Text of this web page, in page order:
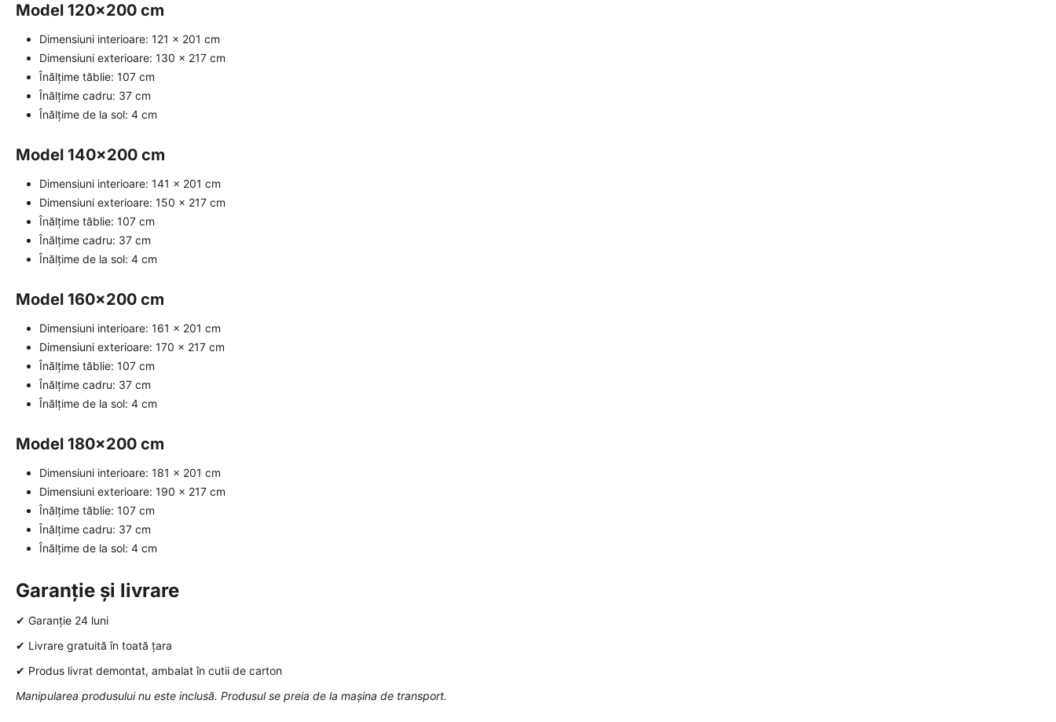
Model 120x200 cm
Dimensiuni interioare: 121 x 201 cm
Dimensiuni exterioare: 130 x 217 cm
Înălțime tăblie: 107 cm
Înălțime cadru: 37 cm
Înălțime de la sol: 4 cm
Model 140x200 cm
Dimensiuni interioare: 141 x 201 cm
Dimensiuni exterioare: 150 x 217 cm
Înălțime tăblie: 107 cm
Înălțime cadru: 37 cm
Înălțime de la sol: 4 cm
Model 160x200 cm
Dimensiuni interioare: 161 x 201 cm
Dimensiuni exterioare: 170 x 217 cm
Înălțime tăblie: 107 cm
Înălțime cadru: 37 cm
Înălțime de la sol: 4 cm
Model 180x200 cm
Dimensiuni interioare: 181 x 201 cm
Dimensiuni exterioare: 190 x 217 cm
Înălțime tăblie: 107 cm
Înălțime cadru: 37 cm
Înălțime de la sol: 4 cm
Garanție și livrare
✔ Garanție 24 luni
✔ Livrare gratuită în toată țara
✔ Produs livrat demontat, ambalat în cutii de carton
Manipularea produsului nu este inclusă. Produsul se preia de la mașina de transport.